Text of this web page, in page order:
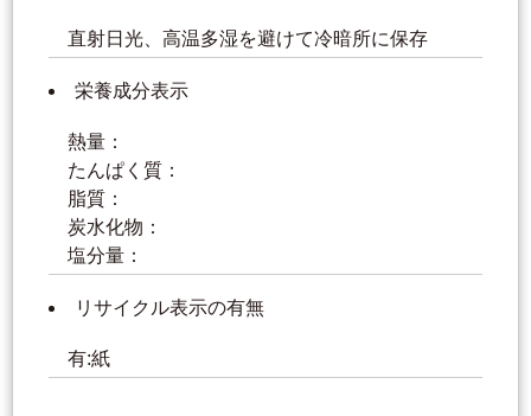
直射日光、高温多湿を避けて冷暗所に保存
栄養成分表示
熱量：
たんぱく質：
脂質：
炭水化物：
塩分量：
リサイクル表示の有無
有:紙